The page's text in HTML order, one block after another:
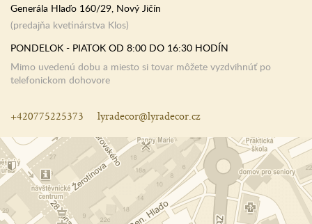
Generála Hlaďo 160/29, Nový Jičín
(predajňa kvetinárstva Klos)
PONDELOK - PIATOK OD 8:00 DO 16:30 HODÍN
Mimo uvedenú dobu a miesto si tovar môžete vyzdvihnúť po
telefonickom dohovore
+420775225373 lyradecor@lyradecor.cz